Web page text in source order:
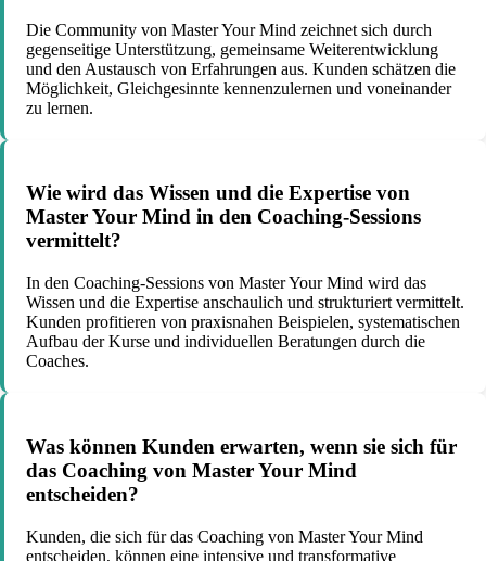
Die Community von Master Your Mind zeichnet sich durch
gegenseitige Unterstützung, gemeinsame Weiterentwicklung
und den Austausch von Erfahrungen aus. Kunden schätzen die
Möglichkeit, Gleichgesinnte kennenzulernen und voneinander
zu lernen.
Wie wird das Wissen und die Expertise von
Master Your Mind in den Coaching-Sessions
vermittelt?
In den Coaching-Sessions von Master Your Mind wird das
Wissen und die Expertise anschaulich und strukturiert vermittelt.
Kunden profitieren von praxisnahen Beispielen, systematischen
Aufbau der Kurse und individuellen Beratungen durch die
Coaches.
Was können Kunden erwarten, wenn sie sich für
das Coaching von Master Your Mind
entscheiden?
Kunden, die sich für das Coaching von Master Your Mind
entscheiden, können eine intensive und transformative